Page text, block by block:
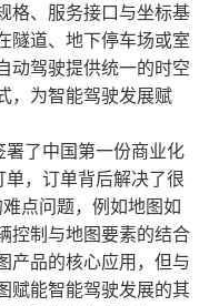
格、服务接口与坐标基
隧道、地下停车场或室
动驾驶提供统一的时空
，为智能驾驶发展赋
署了中国第一份商业化
，订单背后解决了很
点问题，例如地图如
控制与地图要素的结合
产品的核心应用，但与
赋能智能驾驶发展的其